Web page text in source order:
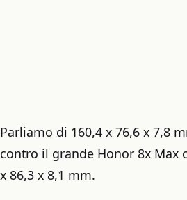
Parliamo di 160,4 x 76,6 x 7,8
contro il grande Honor 8x Max
x 86,3 x 8,1 mm.